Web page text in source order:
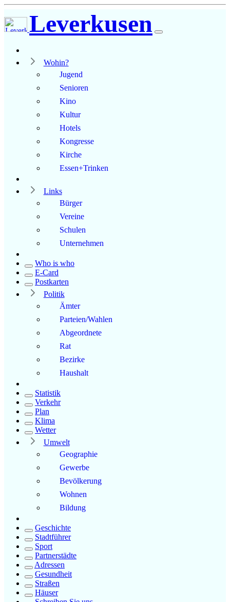
Leverkusen
Wohin?
Jugend
Senioren
Kino
Kultur
Hotels
Kongresse
Kirche
Essen+Trinken
Links
Bürger
Vereine
Schulen
Unternehmen
Who is who
E-Card
Postkarten
Politik
Ämter
Parteien/Wahlen
Abgeordnete
Rat
Bezirke
Haushalt
Statistik
Verkehr
Plan
Klima
Wetter
Umwelt
Geographie
Gewerbe
Bevölkerung
Wohnen
Bildung
Geschichte
Stadtführer
Sport
Partnerstädte
Adressen
Gesundheit
Straßen
Häuser